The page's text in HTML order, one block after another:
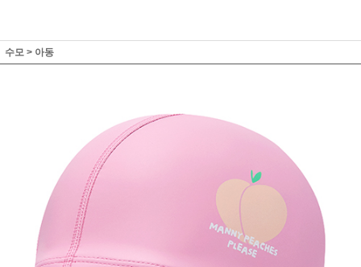
수모 > 아동